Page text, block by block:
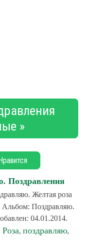
»
Поздравления
Желтая роза
Альбом: Поздравляю.
04.01.2014.
Роза, поздравляю,